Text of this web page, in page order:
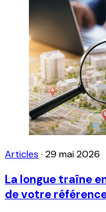
Articles · 29 mai 2026
La longue traîne
de votre